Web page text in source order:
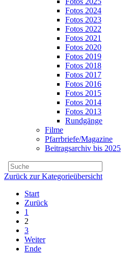
Fotos 2024
Fotos 2023
Fotos 2022
Fotos 2021
Fotos 2020
Fotos 2019
Fotos 2018
Fotos 2017
Fotos 2016
Fotos 2015
Fotos 2014
Fotos 2013
Rundgänge
Filme
Pfarrbriefe/Magazine
Beitragsarchiv bis 2025
Zurück zur Kategorieübersicht
Start
Zurück
1
2
3
Weiter
Ende